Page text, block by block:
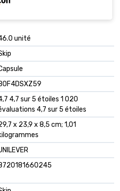
unité
4,7 sur 5 étoiles 1 020
4,7 sur 5 étoiles
x 23,9 x 8,5 cm; 1,01